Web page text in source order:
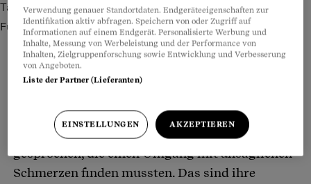
Tanja Frieden litt unter Rückenschmerzen, die bis in die
Fussspitzen ausstrahlten. Bild: Franziska Frutiger
Der Beobachter hat mit vier Menschen
gesprochen, die einen Umgang mit unsäglichen
Schmerzen finden mussten. Das sind ihre
Verwendung genauer Standortdaten. Endgeräteeigenschaften zur
Identifikation aktiv abfragen. Speichern von oder Zugriff auf
Informationen auf einem Endgerät. Personalisierte Werbung und
Inhalte, Messung von Werbeleistung und der Performance von
Inhalten, Zielgruppenforschung sowie Entwicklung und Verbesserung
von Angeboten.
Liste der Partner (Lieferanten)
EINSTELLUNGEN AKZEPTIEREN